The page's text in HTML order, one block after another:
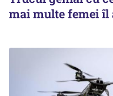
mai multe femei îl